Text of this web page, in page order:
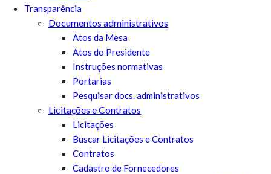
Transparência
Documentos administrativos
Atos da Mesa
Atos do Presidente
Instruções normativas
Portarias
Pesquisar docs. administrativos
Licitações e Contratos
Licitações
Buscar Licitações e Contratos
Contratos
Cadastro de Fornecedores